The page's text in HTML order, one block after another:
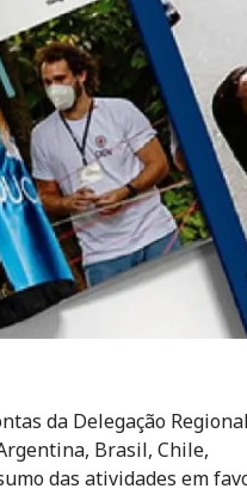
da Delegação
Brasil, Chile,
das atividades em